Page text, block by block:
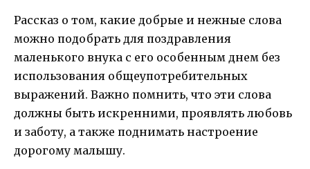
Рассказ о том, какие добрые и нежные слова
можно подобрать для поздравления
маленького внука с его особенным днем без
использования общеупотребительных
выражений. Важно помнить, что эти слова
должны быть искренними, проявлять любовь
и заботу, а также поднимать настроение
дорогому малышу.